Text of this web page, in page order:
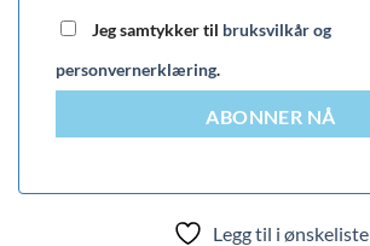
Jeg samtykker til bruksvilkår og
personvernerklæring.
ABONNER NÅ
Legg til i ønskeliste